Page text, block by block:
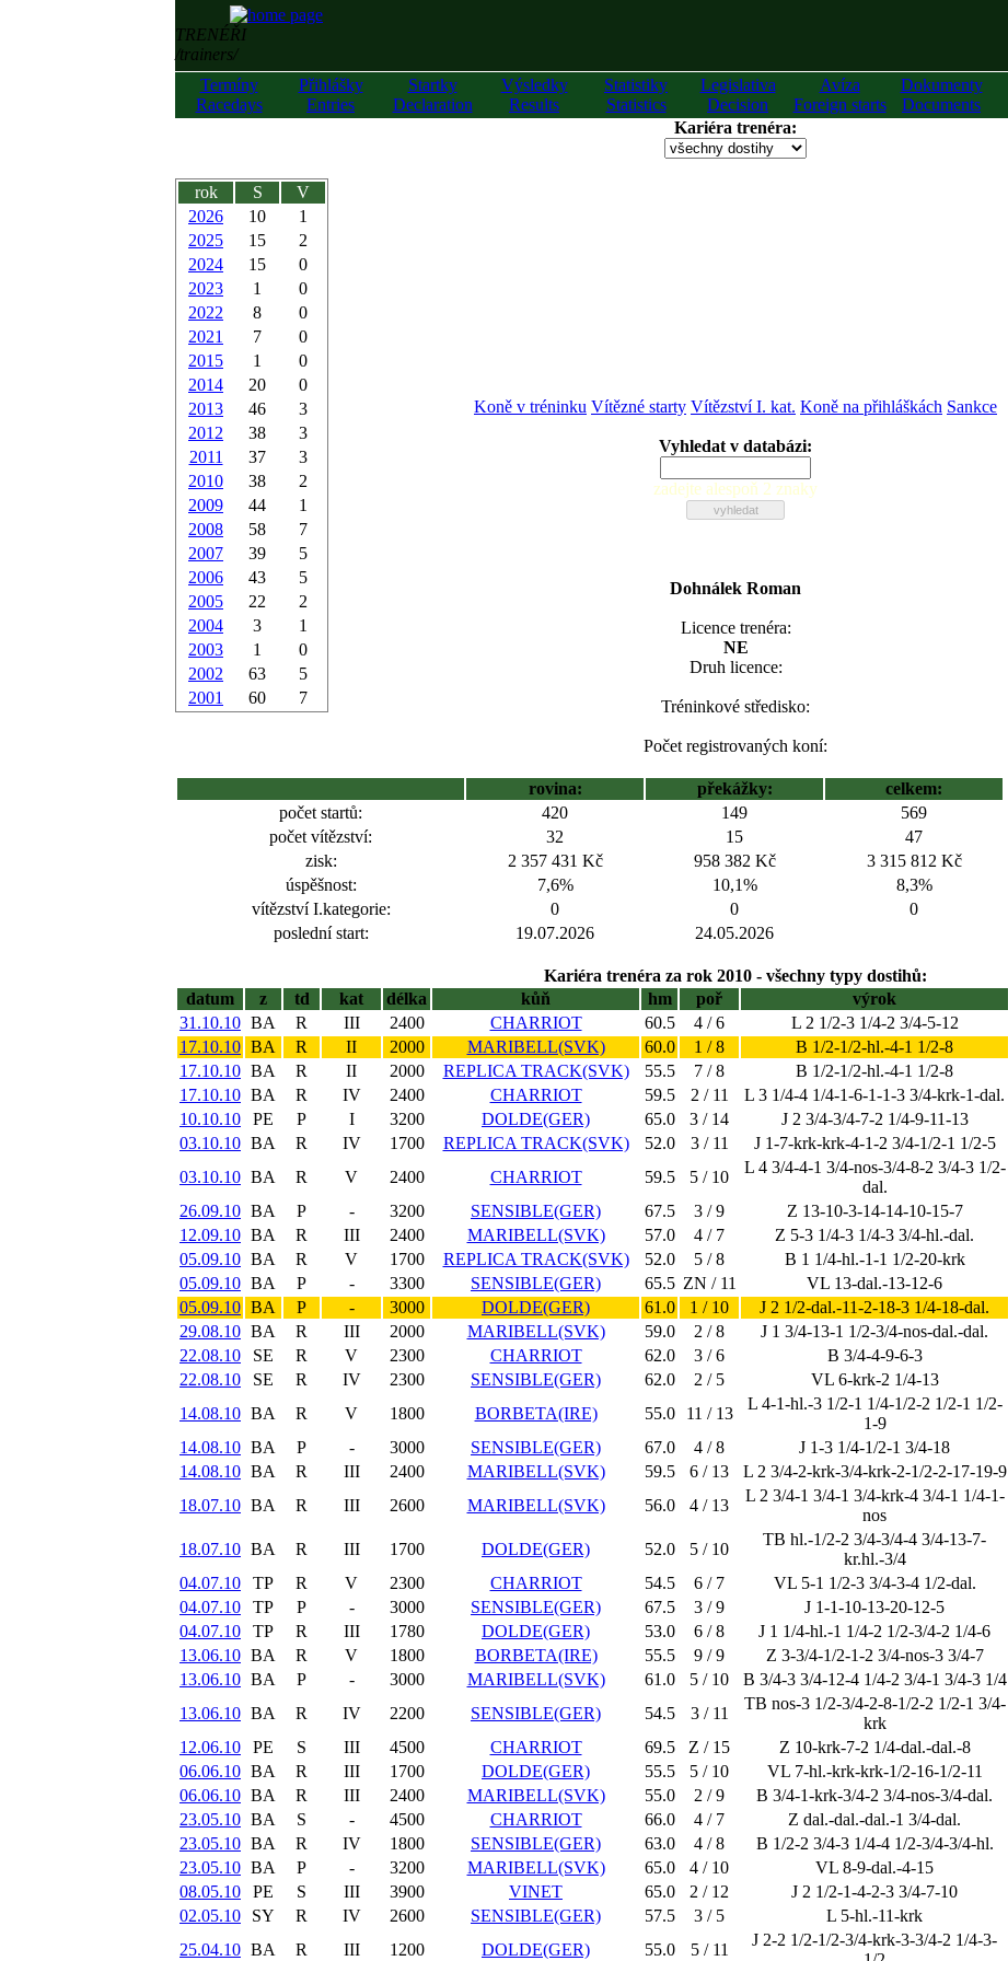
TRENÉŘI
/trainers/
Termíny
Racedays
Přihlášky
Entries
Startky
Declaration
Výsledky
Results
Statistiky
Statistics
Legislativa
Decision
Avíza
Foreign starts
Dokumenty
Documents
Kariéra trenéra:
rok S
V
2026
10
1
2025
15
2
2024
15
0
2023
1
0
2022
8
0
2021
7
0
2015
1
0
2014
20
0
2013
46
3
2012
38
3
2011
37
3
2010
38
2
2009
44
1
2008
58
7
2007
39
5
2006
43
5
2005
22
2
2004
3
1
2003
1
0
2002
63
5
2001
60 7
Koně v tréninku Vítězné starty Vítězství I. kat. Koně na přihláškách Sankce
Vyhledat v databázi:
zadejte alespoň 2 znaky
Dohnálek Roman
Licence trenéra:
NE
Druh licence:
Tréninkové středisko:
Počet registrovaných koní:
rovina: překážky:
celkem:
počet startů:
420 149
569
počet vítězství:
32 15
47
zisk:
2 357 431 Kč 958 382 Kč
3 315 812 Kč
úspěšnost:
7,6% 10,1%
8,3%
vítězství I.kategorie:
0 0
0
poslední start:
19.07.2026 24.05.2026
Kariéra trenéra za rok 2010 - všechny typy dostihů:
datum
z td kat délka kůň hm poř výrok
31.10.10 BA R III 2400 CHARRIOT 60.5 4 / 6 L 2 1/2-3 1/4-2 3/4-5-12
17.10.10 BA R II 2000 MARIBELL(SVK) 60.0 1 / 8 B 1/2-1/2-hl.-4-1 1/2-8
17.10.10 BA R II 2000 REPLICA TRACK(SVK) 55.5 7 / 8 B 1/2-1/2-hl.-4-1 1/2-8
17.10.10 BA R IV 2400 CHARRIOT 59.5 2 / 11 L 3 1/4-4 1/4-1-6-1-1-3 3/4-krk-1-dal.
10.10.10
PE P I 3200 DOLDE(GER) 65.0 3 / 14 J 2 3/4-3/4-7-2 1/4-9-11-13
03.10.10 BA R IV 1700 REPLICA TRACK(SVK) 52.0 3 / 11 J 1-7-krk-krk-4-1-2 3/4-1/2-1 1/2-5
03.10.10 BA R V 2400 CHARRIOT 59.5 5 / 10
L 4 3/4-4-1 3/4-nos-3/4-8-2 3/4-3 1/2-
dal.
26.09.10 BA P - 3200 SENSIBLE(GER) 67.5 3 / 9 Z 13-10-3-14-14-10-15-7
12.09.10 BA R III 2400 MARIBELL(SVK) 57.0 4 / 7 Z 5-3 1/4-3 1/4-3 3/4-hl.-dal.
05.09.10 BA R V 1700 REPLICA TRACK(SVK) 52.0 5 / 8 B 1 1/4-hl.-1-1 1/2-20-krk
05.09.10 BA P - 3300 SENSIBLE(GER) 65.5 ZN / 11 VL 13-dal.-13-12-6
05.09.10 BA P - 3000 DOLDE(GER) 61.0 1 / 10 J 2 1/2-dal.-11-2-18-3 1/4-18-dal.
29.08.10 BA R III 2000 MARIBELL(SVK) 59.0 2 / 8 J 1 3/4-13-1 1/2-3/4-nos-dal.-dal.
22.08.10
SE R V 2300 CHARRIOT 62.0 3 / 6 B 3/4-4-9-6-3
22.08.10
SE R IV 2300 SENSIBLE(GER) 62.0 2 / 5 VL 6-krk-2 1/4-13
14.08.10 BA R V 1800 BORBETA(IRE) 55.0 11 / 13
L 4-1-hl.-3 1/2-1 1/4-1/2-2 1/2-1 1/2-
1-9
14.08.10 BA P - 3000 SENSIBLE(GER) 67.0 4 / 8 J 1-3 1/4-1/2-1 3/4-18
14.08.10 BA R III 2400 MARIBELL(SVK) 59.5 6 / 13 L 2 3/4-2-krk-3/4-krk-2-1/2-2-17-19-9
18.07.10 BA R III 2600 MARIBELL(SVK) 56.0 4 / 13
L 2 3/4-1 3/4-1 3/4-krk-4 3/4-1 1/4-1-
nos
18.07.10 BA R III 1700 DOLDE(GER) 52.0 5 / 10
TB hl.-1/2-2 3/4-3/4-4 3/4-13-7-
kr.hl.-3/4
04.07.10
TP R V 2300 CHARRIOT 54.5 6 / 7 VL 5-1 1/2-3 3/4-3-4 1/2-dal.
04.07.10
TP P - 3000 SENSIBLE(GER) 67.5 3 / 9 J 1-1-10-13-20-12-5
04.07.10
TP R III 1780 DOLDE(GER) 53.0 6 / 8 J 1 1/4-hl.-1 1/4-2 1/2-3/4-2 1/4-6
13.06.10 BA R V 1800 BORBETA(IRE) 55.5 9 / 9 Z 3-3/4-1/2-1-2 3/4-nos-3 3/4-7
13.06.10 BA P - 3000 MARIBELL(SVK) 61.0 5 / 10 B 3/4-3 3/4-12-4 1/4-2 3/4-1 3/4-3 1/4
13.06.10 BA R IV 2200 SENSIBLE(GER) 54.5 3 / 11
TB nos-3 1/2-3/4-2-8-1/2-2 1/2-1 3/4-
krk
12.06.10
PE S III 4500 CHARRIOT 69.5 Z / 15 Z 10-krk-7-2 1/4-dal.-dal.-8
06.06.10 BA R III 1700 DOLDE(GER) 55.5 5 / 10 VL 7-hl.-krk-krk-1/2-16-1/2-11
06.06.10 BA R III 2400 MARIBELL(SVK) 55.0 2 / 9 B 3/4-1-krk-3/4-2 3/4-nos-3/4-dal.
23.05.10 BA S - 4500 CHARRIOT 66.0 4 / 7 Z dal.-dal.-dal.-1 3/4-dal.
23.05.10 BA R IV 1800 SENSIBLE(GER) 63.0 4 / 8 B 1/2-2 3/4-3 1/4-4 1/2-3/4-3/4-hl.
23.05.10 BA P - 3200 MARIBELL(SVK) 65.0 4 / 10 VL 8-9-dal.-4-15
08.05.10
PE S III 3900 VINET 65.0 2 / 12 J 2 1/2-1-4-2-3 3/4-7-10
02.05.10
SY R IV 2600 SENSIBLE(GER) 57.5 3 / 5 L 5-hl.-11-krk
25.04.10 BA R III 1200 DOLDE(GER) 55.0 5 / 11
J 2-2 1/2-1/2-3/4-krk-3-3/4-2 1/4-3-